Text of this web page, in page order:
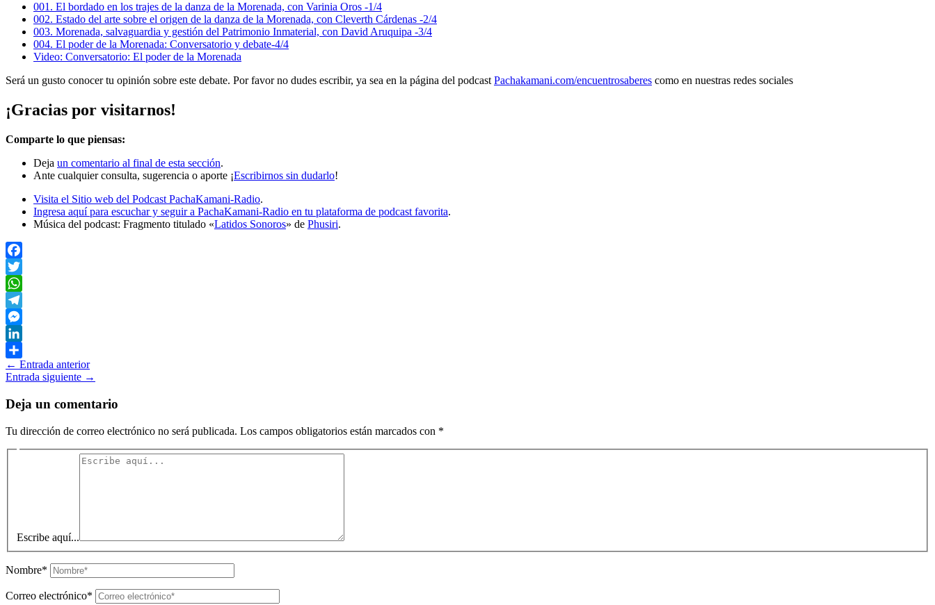
001. El bordado en los trajes de la danza de la Morenada, con Varinia Oros -1/4
002. Estado del arte sobre el origen de la danza de la Morenada, con Cleverth Cárdenas -2/4
003. Morenada, salvaguardia y gestión del Patrimonio Inmaterial, con David Aruquipa -3/4
004. El poder de la Morenada: Conversatorio y debate-4/4
Video: Conversatorio: El poder de la Morenada
Será un gusto conocer tu opinión sobre este debate. Por favor no dudes escribir, ya sea en la página del podcastPachakamani.com/encuentrosaberes como en nuestras redes sociales
¡Gracias por visitarnos!
Comparte lo que piensas:
Deja un comentario al final de esta sección.
Ante cualquier consulta, sugerencia o aporte ¡Escribirnos sin dudarlo!
Visita el Sitio web del Podcast PachaKamani-Radio.
Ingresa aquí para escuchar y seguir a PachaKamani-Radio en tu plataforma de podcast favorita.
Música del podcast: Fragmento titulado «Latidos Sonoros» de Phusiri.
Facebook
Twitter
WhatsApp
Telegram
Messenger
LinkedIn
Compartir
← Entrada anterior
Entrada siguiente →
Deja un comentario
Tu dirección de correo electrónico no será publicada. Los campos obligatorios están marcados con *
Escribe aquí...
Nombre*
Correo electrónico*